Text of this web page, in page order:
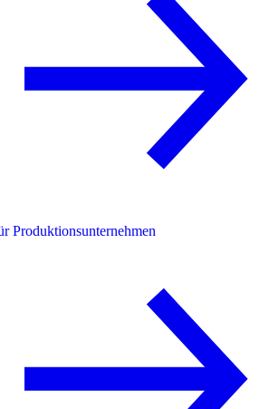
Produktionsunternehmen